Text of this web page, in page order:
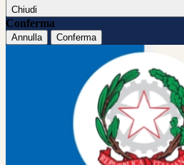
Chiudi
Conferma
Annulla Conferma